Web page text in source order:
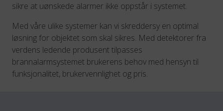
sikre at uønskede alarmer ikke oppstår i systemet.
Med våre ulike systemer kan vi skreddersy en optimal
løsning for objektet som skal sikres. Med detektorer fra
verdens ledende produsent tilpasses
brannalarmsystemet brukerens behov med hensyn til
funksjonalitet, brukervennlighet og pris.